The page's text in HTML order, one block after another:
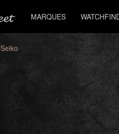
MARQUES
Seiko